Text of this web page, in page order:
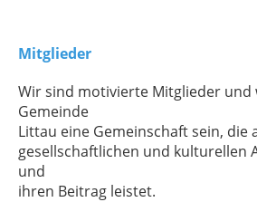
Mitglieder
Wir sind motivierte Mitglieder und
Gemeinde
Littau eine Gemeinschaft sein, die
gesellschaftlichen und kulturellen
und
ihren Beitrag leistet.